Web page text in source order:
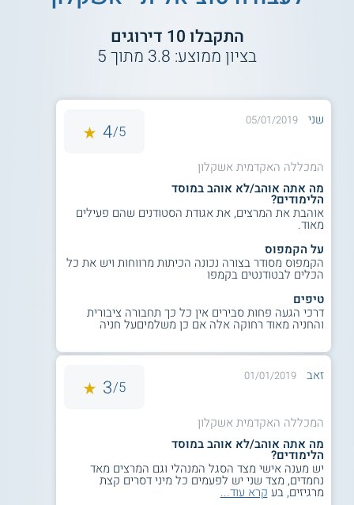
דיקן ומייסד בית הספר לעבודה סוציאלית במכללה הוא חוקר
מוביל בתחום המדיניות, המנהל והארגון בעבודה הסוציאלית ולו
תואר פרופסור. מחקריו שמים דגש על תחום העוני.
האקדמית אשקלון
התקבלו 10 דירוגים
בציון ממוצע: 3.8 מתוך5
שני 05/01/2019
5/
4
המכללה האקדמית אשקלון
מה אתה אוהב/לא אוהב במוסד
הלימודים?
אוהבת את המרצים, את אגודת הסטודנים שהם פעילים
מאוד.
על הקמפוס
הקמפוס מסודר בצורה נכונה הכיתות מרווחות ויש את כל
הכלים לבטודנטים בקמפו
טיפים
דרכי הגעה פחות סבירים אין כל כך תחבורה ציבורית
והחניה מאוד רחוקה אלה אם כן משלמיםעל חניה
זאב 01/01/2019
5/
3
המכללה האקדמית אשקלון
מה אתה אוהב/לא אוהב במוסד
הלימודים?
יש מענה אישי מצד הסגל המנהלי וגם המרצים מאד
נחמדים, מצד שני יש לפעמים כל מיני דסרים קצת
מרגיזים, בע קרא עוד...